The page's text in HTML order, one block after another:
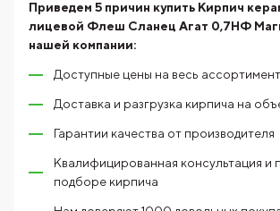
Приведем 5 причин купить Кирпич
лицевой Флеш Сланец Агат 0,7НФ
нашей компании:
Доступные цены на весь
Доставка и разгрузка кирпича на
Гарантии качества от производителя
Квалифицированная консультация и
подборе кирпича